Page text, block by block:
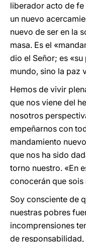
liberador acto de fe
un nuevo
nuevo de ser en la
masa. Es el
dio el Señor; es «su
mundo, sino la paz
Hemos de vivir
que nos viene del
nosotros
empeñarnos con
mandamiento
que nos ha sido
torno nuestro. «En
conocerán que
Soy consciente de
nuestras pobres
incomprensiones
de